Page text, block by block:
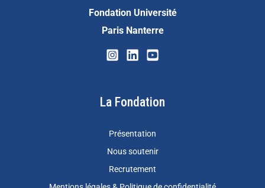
Fondation Université
Paris Nanterre
La Fondation
Présentation
Nous soutenir
Recrutement